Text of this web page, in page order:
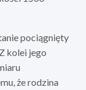
pociągnięty
kolei jego
że rodzina